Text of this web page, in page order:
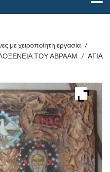
με χειροποίητη εργασία /
ΤΟΥ ΑΒΡΑΑΜ / ΑΓΙΑ